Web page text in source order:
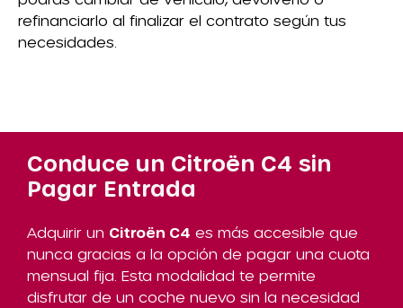
refinanciarlo al finalizar el contrato según tus
necesidades.
Conduce un Citroën C4 sin
Pagar Entrada
Adquirir un Citroën C4 es más accesible que
nunca gracias a la opción de pagar una cuota
mensual fija. Esta modalidad te permite
disfrutar de un coche nuevo sin la necesidad